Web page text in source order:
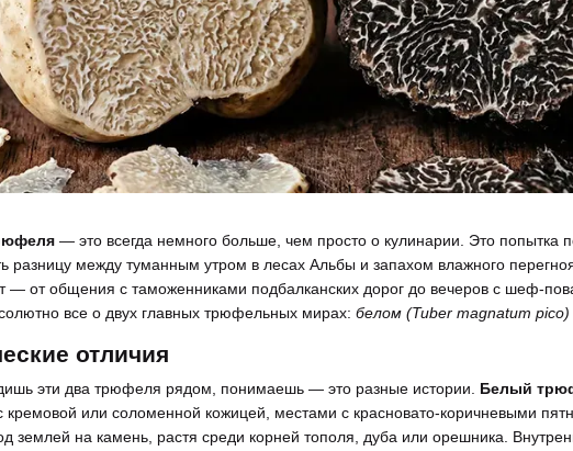
— это всегда немного больше, чем просто о кулинарии. Это попытка
разницу между туманным утром в лесах Альбы и запахом влажного
— от общения с таможенниками подбалканских дорог до вечеров с шеф-
все о двух главных трюфельных мирах: белом (Tuber magnatum pico)
отличия
эти два трюфеля рядом, понимаешь — это разные истории. Белый
кремовой или соломенной кожицей, местами с красновато-коричневыми
землей на камень, растя среди корней тополя, дуба или орешника.